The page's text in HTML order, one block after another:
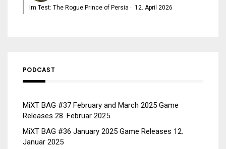
Im Test: The Rogue Prince of Persia · 12. April 2026
PODCAST
MiXT BAG #37 February and March 2025 Game
Releases 28. Februar 2025
MiXT BAG #36 January 2025 Game Releases 12.
Januar 2025